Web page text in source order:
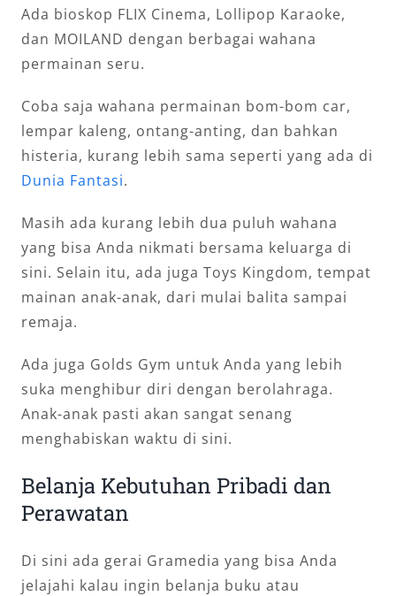
Ada bioskop FLIX Cinema, Lollipop Karaoke,
dan MOILAND dengan berbagai wahana
permainan seru.
Coba saja wahana permainan bom-bom car,
lempar kaleng, ontang-anting, dan bahkan
histeria, kurang lebih sama seperti yang ada di
Dunia Fantasi.
Masih ada kurang lebih dua puluh wahana
yang bisa Anda nikmati bersama keluarga di
sini. Selain itu, ada juga Toys Kingdom, tempat
mainan anak-anak, dari mulai balita sampai
remaja.
Ada juga Golds Gym untuk Anda yang lebih
suka menghibur diri dengan berolahraga.
Anak-anak pasti akan sangat senang
menghabiskan waktu di sini.
Belanja Kebutuhan Pribadi dan
Perawatan
Di sini ada gerai Gramedia yang bisa Anda
jelajahi kalau ingin belanja buku atau